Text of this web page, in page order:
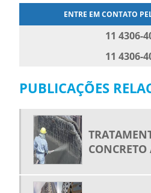
ENTRE EM CONTATO
11 4306-
11 4306-
PUBLICAÇÕES
CONCRETO